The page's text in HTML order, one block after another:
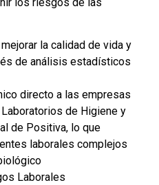
la calidad de vida y
de análisis estadísticos
directo a las empresas
de Higiene y
de Positiva, lo que
laborales complejos
Laborales